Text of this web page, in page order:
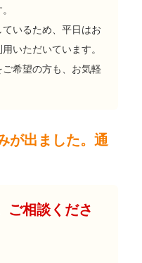
いるため、平日はお
いただいています。
希望の方も、お気軽
が出ました。通
ご相談くださ